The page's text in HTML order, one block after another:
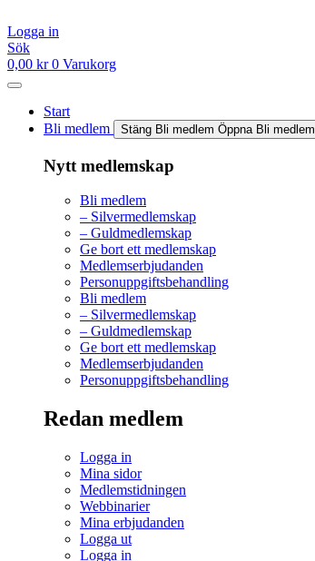
till
innehåll
Logga in
Sök
0,00 kr 0 Varukorg
Start
Bli medlem
Stäng Bli medlem Öppna Bli medlem
Nytt medlemskap
Bli medlem
– Silvermedlemskap
– Guldmedlemskap
Ge bort ett medlemskap
Medlemserbjudanden
Personuppgiftsbehandling
Bli medlem
– Silvermedlemskap
– Guldmedlemskap
Ge bort ett medlemskap
Medlemserbjudanden
Personuppgiftsbehandling
Redan medlem
Logga in
Mina sidor
Medlemstidningen
Webbinarier
Mina erbjudanden
Logga ut
Logga in